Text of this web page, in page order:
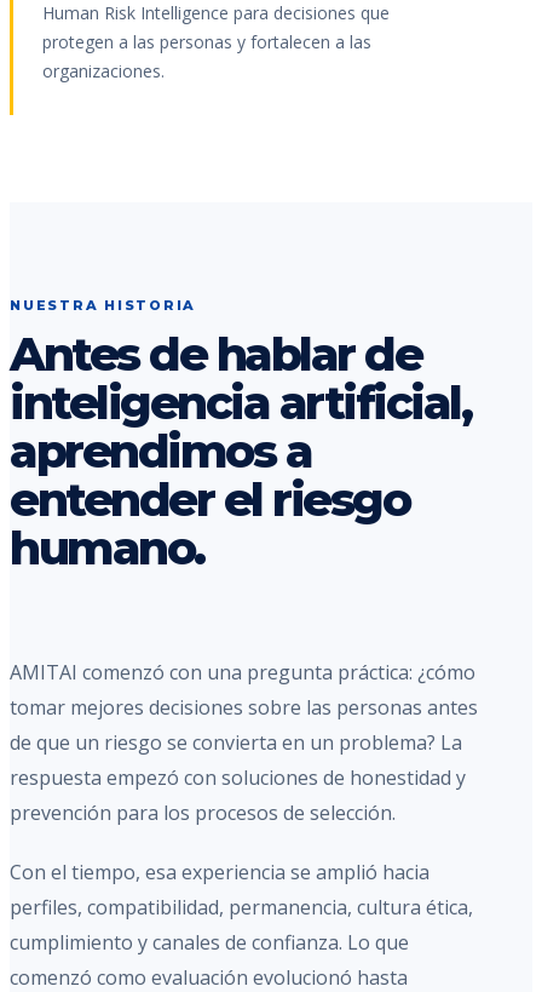
Human Risk Intelligence para decisiones que
protegen a las personas y fortalecen a las
organizaciones.
NUESTRA HISTORIA
Antes de hablar de
inteligencia artificial,
aprendimos a
entender el riesgo
humano.
AMITAI comenzó con una pregunta práctica: ¿cómo
tomar mejores decisiones sobre las personas antes
de que un riesgo se convierta en un problema? La
respuesta empezó con soluciones de honestidad y
prevención para los procesos de selección.
Con el tiempo, esa experiencia se amplió hacia
perfiles, compatibilidad, permanencia, cultura ética,
cumplimiento y canales de confianza. Lo que
comenzó como evaluación evolucionó hasta